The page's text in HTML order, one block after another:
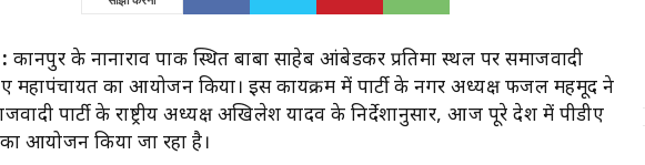
कानपुर के नानाराव पार्क स्थित बाबा साहेब आंबेडकर प्रतिमा स्थल पर समाजवादी
महापंचायत का आयोजन किया। इस कार्यक्रम में पार्टी के नगर अध्यक्ष फजल महमूद ने
पार्टी के राष्ट्रीय अध्यक्ष अखिलेश यादव के निर्देशानुसार, आज पूरे देश में पीडीए
आयोजन किया जा रहा है।